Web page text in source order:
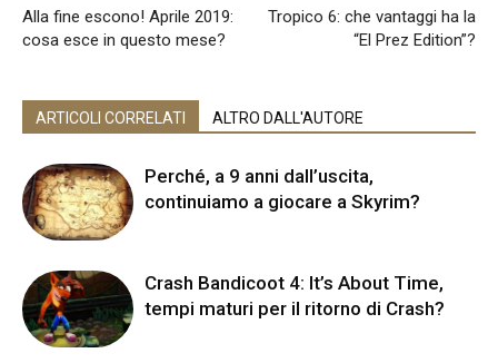
Alla fine escono! Aprile 2019:
cosa esce in questo mese?
Tropico 6: che vantaggi ha la
“El Prez Edition”?
ARTICOLI CORRELATI ALTRO DALL'AUTORE
Perché, a 9 anni dall’uscita,
continuiamo a giocare a Skyrim?
Crash Bandicoot 4: It’s About Time,
tempi maturi per il ritorno di Crash?